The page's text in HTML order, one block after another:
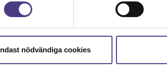
nödvändiga cookies